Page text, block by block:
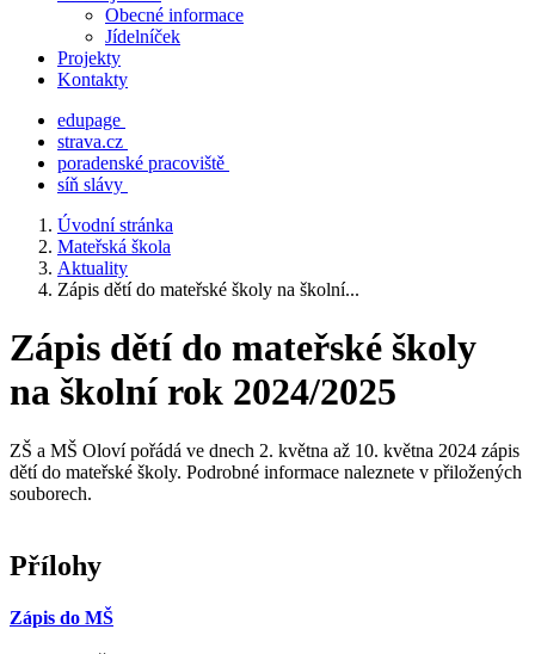
Obecné informace
Jídelníček
Projekty
Kontakty
edupage
strava.cz
poradenské pracoviště
síň slávy
Úvodní stránka
Mateřská škola
Aktuality
Zápis dětí do mateřské školy na školní...
Zápis dětí do mateřské školy
na školní rok 2024/2025
ZŠ a MŠ Oloví pořádá ve dnech 2. května až 10. května 2024 zápis
dětí do mateřské školy. Podrobné informace naleznete v přiložených
souborech.
Přílohy
Zápis do MŠ